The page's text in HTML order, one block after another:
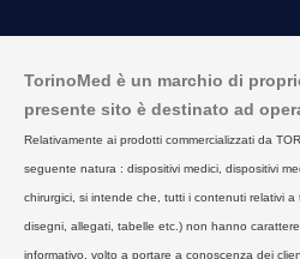
TorinoMed è un marchio di
presente sito è destinato ad
Relativamente ai prodotti commercializzati da
seguente natura : dispositivi medici, dispositivi
chirurgici, si intende che, tutti i contenuti relativi a
disegni, allegati, tabelle etc.) non hanno
informativo, volto a portare a conoscenza dei